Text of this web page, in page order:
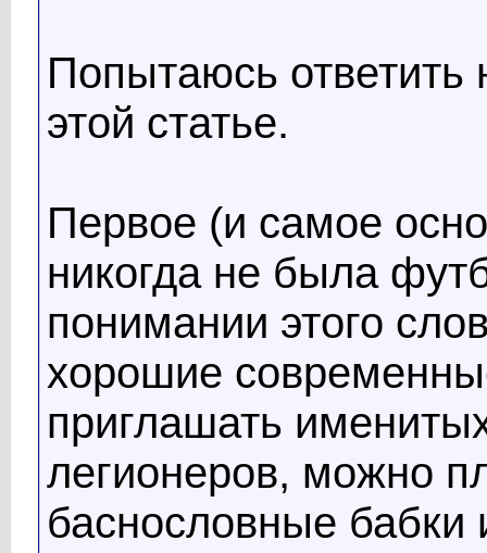
Попытаюсь ответить
этой статье.
Первое (и самое
никогда не была
понимании этого
хорошие
приглашать
легионеров, можно
баснословные бабки